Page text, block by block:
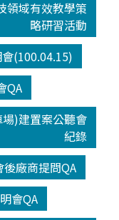
領域有效教學策
略研習活動
(100.04.15)
QA
)建置案公聽會
紀錄
廠商提問QA
會QA